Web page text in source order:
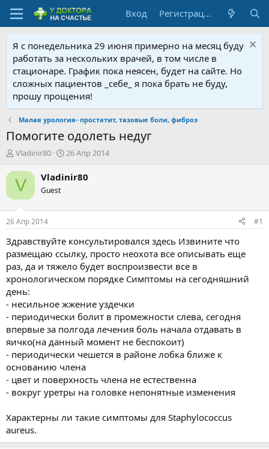
Вход Регистрация
Я с понедельника 29 июня примерно на месяц буду
работать за нескольких врачей, в том числе в
стационаре. График пока неясен, будет на сайте. Но
сложных пациентов _себе_ я пока брать не буду,
прошу прощения!
Малая урология- простатит, тазовые боли, фиброз
Помогите одолеть недуг
А
т
о
т
е
м
ы
Vladinir80
Д
т
а
л
26 Апр 2014
V Vladinir80
Guest
26 Апр 2014 #1
Здравствуйте консультировался здесь Извините что
размещаю ссылку, просто неохота все описывать еще
раз, да и тяжело будет воспроизвести все в
хронологическом порядке Симптомы на сегодняшний
день:
- несильное жжение уздечки
- периодически болит в промежности слева, сегодня
впервые за полгода лечения боль начала отдавать в
яичко(на данный момент не беспокоит)
- периодически чешется в районе лобка ближе к
основанию члена
- цвет и поверхность члена не естественна
- вокруг уретры на головке непонятные изменения
Характерны ли такие симптомы для Staphylococcus
aureus.